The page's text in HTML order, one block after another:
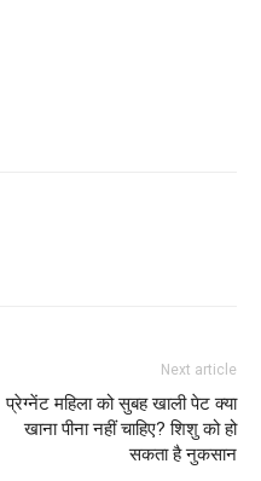
Next article
प्रेग्नेंट महिला को सुबह खाली पेट क्या
खाना पीना नहीं चाहिए? शिशु को हो
सकता है नुकसान